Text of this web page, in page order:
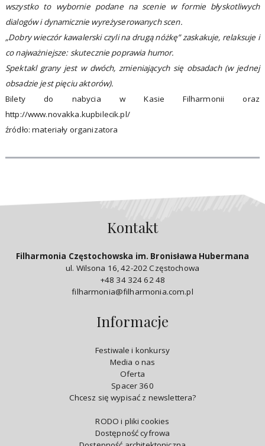
wszystko to wybornie podane na scenie w formie błyskotliwych
dialogów i dynamicznie wyreżyserowanych scen.
„Dobry wieczór kawalerski czyli na drugą nóżkę” zaskakuje, relaksuje i
co najważniejsze: skutecznie poprawia humor.
Spektakl grany jest w dwóch, zmieniających się obsadach (w jednej
obsadzie jest pięciu aktorów).
Bilety do nabycia w Kasie Filharmonii oraz
http://www.novakka.kupbilecik.pl/
źródło: materiały organizatora
Kontakt
Filharmonia Częstochowska im. Bronisława Hubermana
ul. Wilsona 16, 42-202 Częstochowa
+48 34 324 62 48
filharmonia@filharmonia.com.pl
Informacje
Festiwale i konkursy
Media o nas
Oferta
Spacer 360
Chcesz się wypisać z newslettera?
RODO i pliki cookies
Dostępność cyfrowa